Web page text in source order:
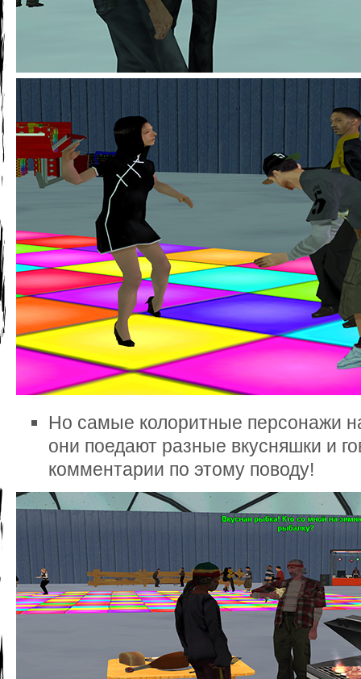
Но самые колоритные персонажи
они поедают разные вкусняшки и
комментарии по этому поводу!